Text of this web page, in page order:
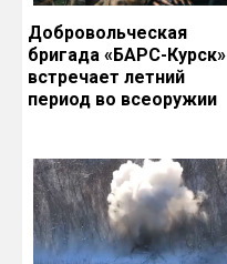
Добровольческая
бригада «БАРС-Курск»
встречает летний
период во всеоружии